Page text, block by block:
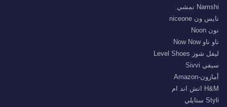
Namshi نمشي
نايس ون niceone
نون Noon
ناو ناو Now Now
ليفل شوز Level Shoes
سيفي Sivvi
أمازون-Amazon
H&M اتش اند ام
Styli ستايلي